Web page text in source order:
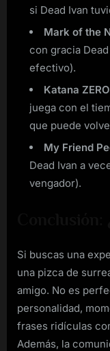
si Dead Ivan
Mark of the
con gracia
efectivo).
Katana ZERO
juega con el
que puede
My Friend
Dead Ivan a
vengador).
Si buscas una
una pizca de
amigo. No es
personalidad,
frases ridículas
Además, la